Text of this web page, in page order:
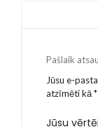
Pašlaik
Jūsu e-
atzīmēti kā*
Jūsu